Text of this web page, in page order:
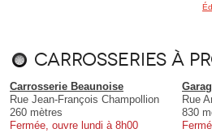
Carrosseries à
Carrosserie Beaunoise
Rue Jean-François Champollion
260 mètres
Fermée, ouvre lundi à 8h00
Rue
830